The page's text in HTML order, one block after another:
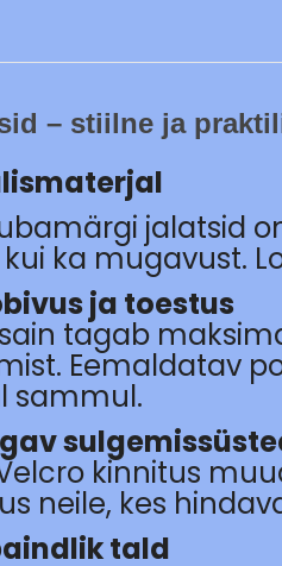
– stiilne ja
jalatsid
ka mugavust.
ja toestus
tagab
Eemaldatav
sammul.
kinnitus
neile, kes
tald